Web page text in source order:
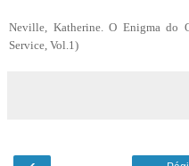
Neville, Katherine. O Enigma do
Service, Vol.1)